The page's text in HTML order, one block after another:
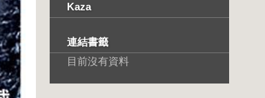
Kaza
連結書籤
目前沒有資料